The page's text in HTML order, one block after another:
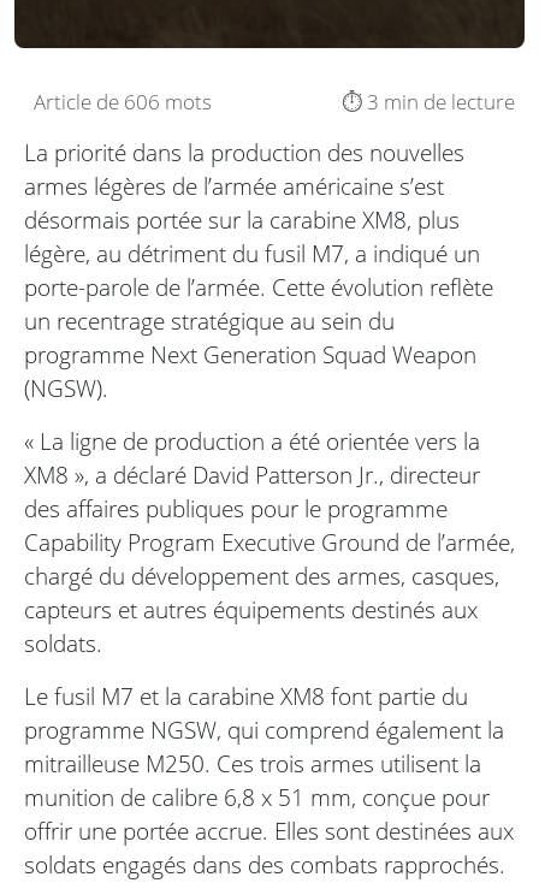
Article de 606 mots ⏱️ 3 min de lecture
La priorité dans la production des nouvelles
armes légères de l’armée américaine s’est
désormais portée sur la carabine XM8, plus
légère, au détriment du fusil M7, a indiqué un
porte-parole de l’armée. Cette évolution reflète
un recentrage stratégique au sein du
programme Next Generation Squad Weapon
(NGSW).
« La ligne de production a été orientée vers la
XM8 », a déclaré David Patterson Jr., directeur
des affaires publiques pour le programme
Capability Program Executive Ground de l’armée,
chargé du développement des armes, casques,
capteurs et autres équipements destinés aux
soldats.
Le fusil M7 et la carabine XM8 font partie du
programme NGSW, qui comprend également la
mitrailleuse M250. Ces trois armes utilisent la
munition de calibre 6,8 x 51 mm, conçue pour
offrir une portée accrue. Elles sont destinées aux
soldats engagés dans des combats rapprochés.